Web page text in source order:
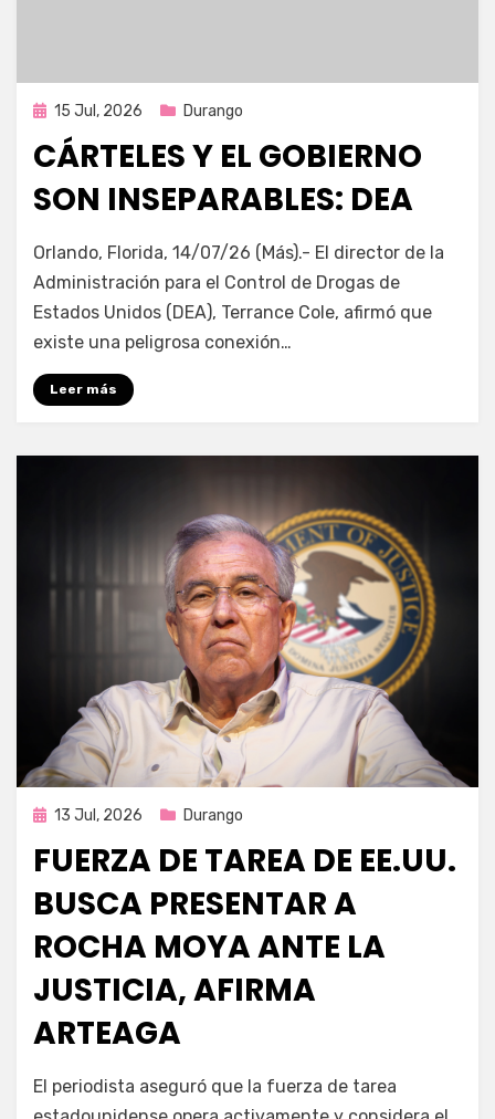
Publicada
15 Jul, 2026 Durango
CÁRTELES Y EL GOBIERNO
SON INSEPARABLES: DEA
por Fernando Miranda Servín
Orlando, Florida, 14/07/26 (Más).- El director de la
Administración para el Control de Drogas de
Estados Unidos (DEA), Terrance Cole, afirmó que
existe una peligrosa conexión…
Leer más
Publicada
13 Jul, 2026 Durango
FUERZA DE TAREA DE EE.UU.
BUSCA PRESENTAR A
ROCHA MOYA ANTE LA
JUSTICIA, AFIRMA
ARTEAGA
porFernando Miranda Servín
El periodista aseguró que la fuerza de tarea